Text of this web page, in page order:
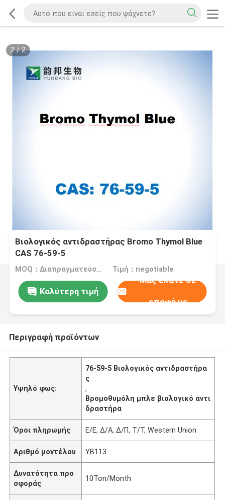
2/2
Βιολογικός αντιδραστήρας Bromo Thymol Blue
CAS 76-59-5
MOQ：Διαπραγματεύσιμα Τιμή：negotiable
Καλύτερη τιμή
Μας ελάτε σε
επαφή με
Περιγραφή προϊόντων
Υψηλό φως:
76-59-5 Βιολογικός αντιδραστήρα
ς
,
Βρομοθυμόλη μπλε βιολογικό αντι
δραστήρα
Όροι πληρωμής Ε/Ε, Δ/Α, Δ/Π, Τ/Τ, Western Union
Αριθμό μοντέλου ΥΒ113
Δυνατότητα προ
σφοράς
10Ton/Month